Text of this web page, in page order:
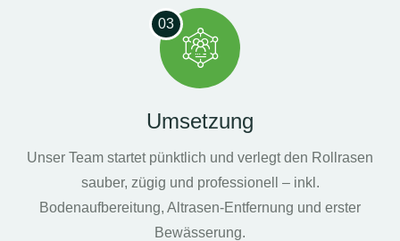
03
Umsetzung
Unser Team startet pünktlich und verlegt den Rollrasen
sauber, zügig und professionell – inkl.
Bodenaufbereitung, Altrasen-Entfernung und erster
Bewässerung.